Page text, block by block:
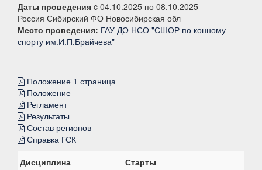
Даты проведения c 04.10.2025 по 08.10.2025
Россия Сибирский ФО Новосибирская обл
Место проведения: ГАУ ДО НСО "СШОР по конному
спорту им.И.П.Брайчева"
Положение 1 страница
Положение
Регламент
Результаты
Состав регионов
Справка ГСК
Дисциплина
Старты